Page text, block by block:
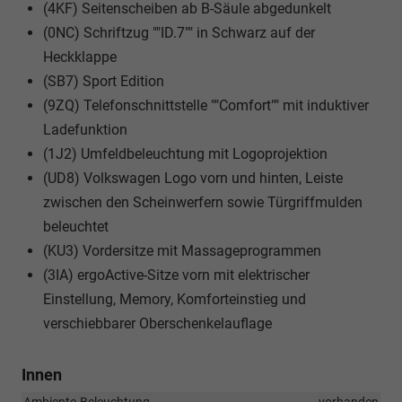
(4KF) Seitenscheiben ab B-Säule abgedunkelt
(0NC) Schriftzug ""ID.7"" in Schwarz auf der
Heckklappe
(SB7) Sport Edition
(9ZQ) Telefonschnittstelle ""Comfort"" mit induktiver
Ladefunktion
(1J2) Umfeldbeleuchtung mit Logoprojektion
(UD8) Volkswagen Logo vorn und hinten, Leiste
zwischen den Scheinwerfern sowie Türgriffmulden
beleuchtet
(KU3) Vordersitze mit Massageprogrammen
(3IA) ergoActive-Sitze vorn mit elektrischer
Einstellung, Memory, Komforteinstieg und
verschiebbarer Oberschenkelauflage
Innen